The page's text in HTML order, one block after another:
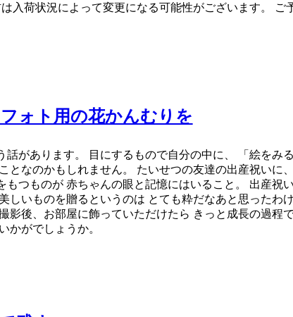
入荷状況によって変更になる可能性がございます。 ご
ォト用の花かんむりを
があります。 目にするもので自分の中に、 「絵をみ
となのかもしれません。 たいせつの友達の出産祝いに
つものが 赤ちゃんの眼と記憶にはいること。 出産祝
しいものを贈るというのは とても粋だなあと思ったわ
影後、お部屋に飾っていただけたら きっと成長の過程
かがでしょうか。